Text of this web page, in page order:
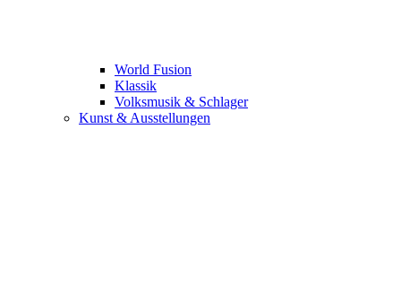
World Fusion
Klassik
Volksmusik & Schlager
Kunst & Ausstellungen